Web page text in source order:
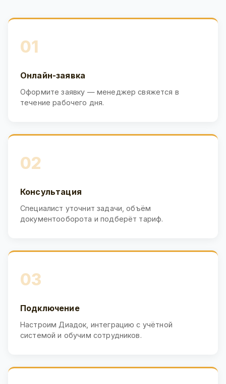
01
Онлайн-заявка
Оформите заявку — менеджер свяжется в
течение рабочего дня.
02
Консультация
Специалист уточнит задачи, объём
документооборота и подберёт тариф.
03
Подключение
Настроим Диадок, интеграцию с учётной
системой и обучим сотрудников.